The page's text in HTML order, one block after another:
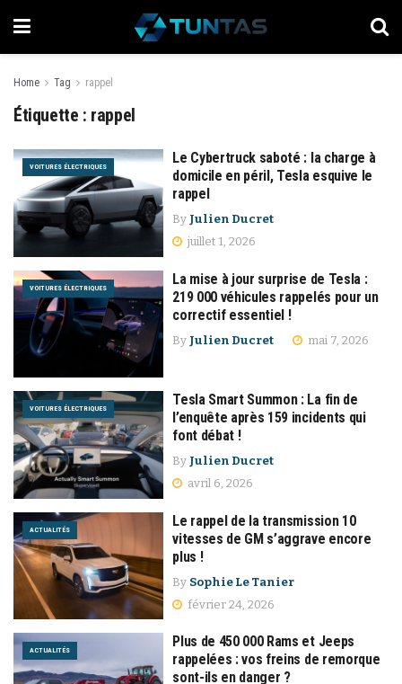
Home Tag rappel
Étiquette : rappel
VOITURES ÉLECTRIQUES
Le Cybertruck saboté : la charge à
domicile en péril, Tesla esquive le
rappel
By Julien Ducret
juillet 1, 2026
VOITURES ÉLECTRIQUES
La mise à jour surprise de Tesla :
219 000 véhicules rappelés pour un
correctif essentiel !
By Julien Ducret mai 7, 2026
VOITURES ÉLECTRIQUES
Tesla Smart Summon : La fin de
l’enquête après 159 incidents qui
font débat !
By Julien Ducret
avril 6, 2026
ACTUALITÉS
Le rappel de la transmission 10
vitesses de GM s’aggrave encore
plus !
By Sophie Le Tanier
février 24, 2026
ACTUALITÉS
Plus de 450 000 Rams et Jeeps
rappelées : vos freins de remorque
sont-ils en danger ?